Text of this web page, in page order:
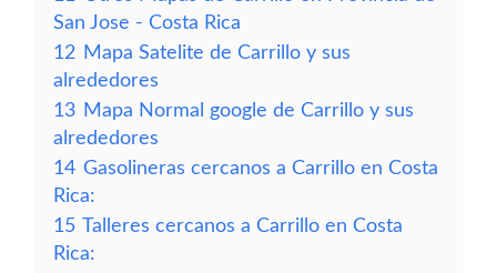
San Jose - Costa Rica
12 Mapa Satelite de Carrillo y sus
alrededores
13 Mapa Normal google de Carrillo y sus
alrededores
14 Gasolineras cercanos a Carrillo en Costa
Rica:
15 Talleres cercanos a Carrillo en Costa
Rica: